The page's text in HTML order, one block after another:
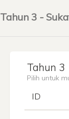
Tahun 3 -
Tahun 3
Pilih untuk
ID